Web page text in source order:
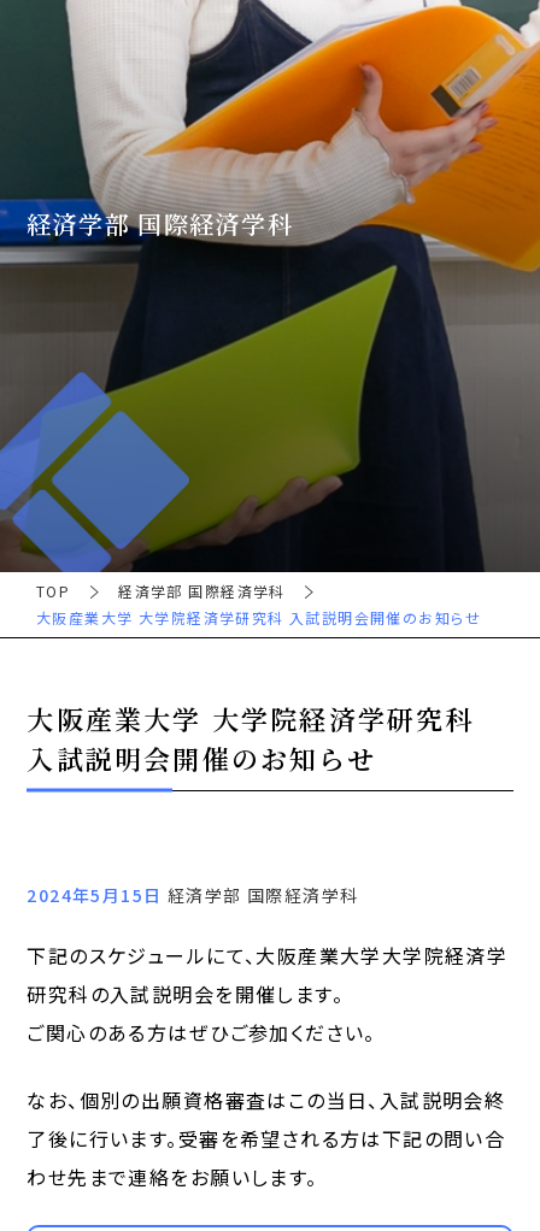
経済学部 国際経済学科
TOP
経済学部 国際経済学科
大阪産業大学 大学院経済学研究科 入試説明会開催のお知らせ
大阪産業大学 大学院経済学研究科
入試説明会開催のお知らせ
2024年5月15日 経済学部 国際経済学科
下記のスケジュールにて、大阪産業大学大学院経済学
研究科の入試説明会を開催します。
ご関心のある方はぜひご参加ください。
なお、個別の出願資格審査はこの当日、入試説明会終
了後に行います。受審を希望される方は下記の問い合
わせ先まで連絡をお願いします。